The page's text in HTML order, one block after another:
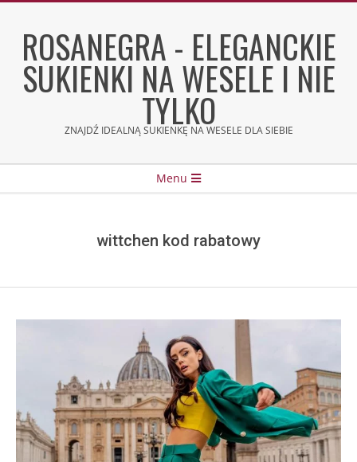
contentROSANEGRA - ELEGANCKIE
SUKIENKI NA WESELE I NIE
TYLKO
ZNAJDŹ IDEALNĄ SUKIENKĘ NA WESELE DLA SIEBIE
Menu
wittchen kod rabatowy